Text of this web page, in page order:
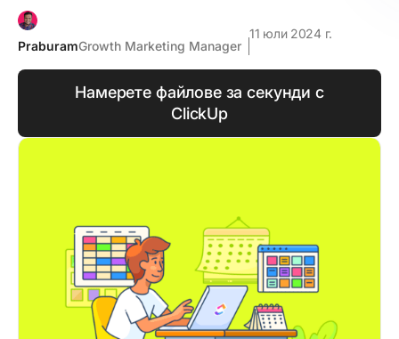
PraburamGrowth Marketing Manager
11 юли 2024 г.
Намерете файлове за секунди с
ClickUp